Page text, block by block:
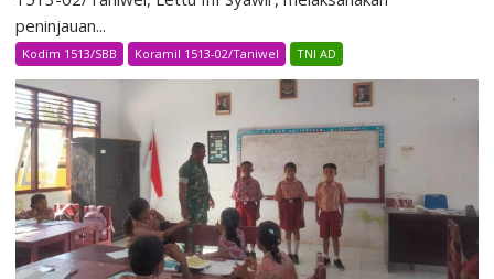
peninjauan...
Kodim 1513/SBB Koramil 1513-02/Taniwel TNI AD